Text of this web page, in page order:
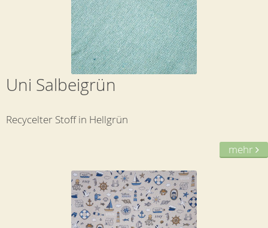
Uni Salbeigrün
Recycelter Stoff in Hellgrün
mehr